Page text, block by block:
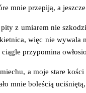
mnie prze­pi­ją, a
z umia­rem nie
więc nie
przy­po­mi­na
a moje sta­re
mnie bole­ścią